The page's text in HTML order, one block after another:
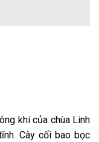
khí của chùa Linh
Cây cối bao bọc